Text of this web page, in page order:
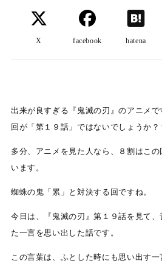
X facebook hatena
出来が良すぎる『鬼滅の刃』のアニメ
回が「第１９話」ではないでしょうか？
多分、アニメを見た人なら、８割はこ
います。
蜘蛛の鬼「累」と対決する回ですね。
今日は、『鬼滅の刃』第１９話を見て
た一言を思い出した話です。
この言葉は、ふとした時にも思い出す